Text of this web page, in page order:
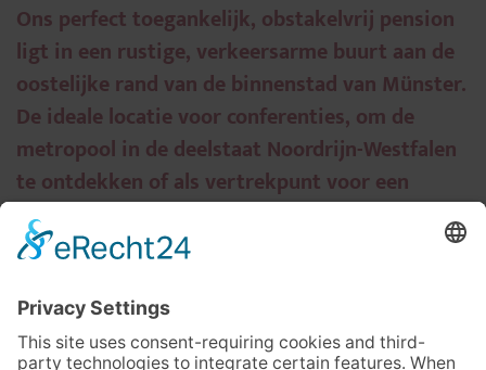
Ons perfect toegankelijk, obstakelvrij pension
ligt in een rustige, verkeersarme buurt aan de
oostelijke rand van de binnenstad van Münster.
De ideale locatie voor conferenties, om de
metropool in de deelstaat Noordrijn-Westfalen
te ontdekken of als vertrekpunt voor een
fietstocht in de omgeving.
Wat maakt dit hotel zo speciaal: Hier komen mensen
met en zonder handicap samen – als gast en als
medewerker. Onze ruimtes zijn niet alleen 100%
obstakelvrij ingericht, hotel “Haus vom Guten Hirten”